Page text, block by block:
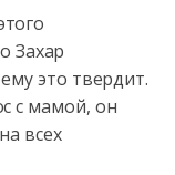
Захар
это твердит.
с мамой, он
всех